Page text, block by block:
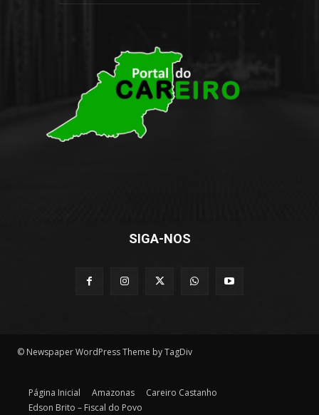
SIGA-NOS
© Newspaper WordPress Theme by TagDiv
Página Inicial Amazonas
Careiro Castanho
Edson Brito – Fiscal do Povo